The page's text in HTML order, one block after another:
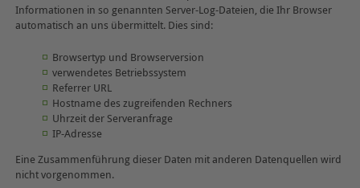
Informationen in so genannten Server-Log-Dateien, die Ihr Browser
automatisch an uns übermittelt. Dies sind:
Browsertyp und Browserversion
verwendetes Betriebssystem
Referrer URL
Hostname des zugreifenden Rechners
Uhrzeit der Serveranfrage
IP-Adresse
Eine Zusammenführung dieser Daten mit anderen Datenquellen wird
nicht vorgenommen.